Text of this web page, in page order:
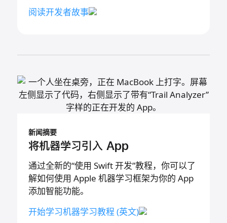
阅读开发者故事
新闻摘要
将机器学习引入 App
通过全新的“使用 Swift 开发”教程，你可以了
解如何使用 Apple 机器学习框架为你的 App
添加智能功能。
开始学习机器学习教程 (英文)